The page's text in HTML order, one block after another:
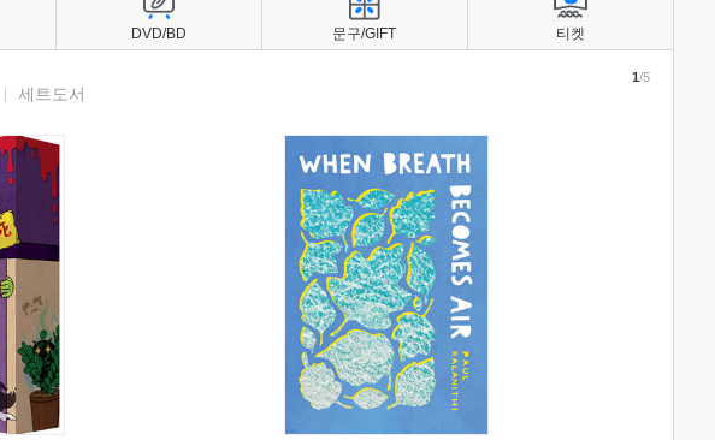
세트도서
1/5
DVD/BD 문구/GIFT 티켓